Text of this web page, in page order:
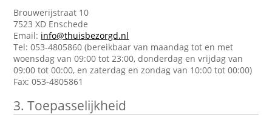
Brouwerijstraat 10
7523 XD Enschede
Email: info@thuisbezorgd.nl
Tel: 053-4805860 (bereikbaar van maandag tot en met
woensdag van 09:00 tot 23:00, donderdag en vrijdag van
09:00 tot 00:00, en zaterdag en zondag van 10:00 tot 00:00)
Fax: 053-4805861
3. Toepasselijkheid